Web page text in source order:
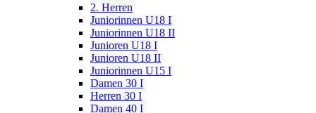
2. Herren
Juniorinnen U18 I
Juniorinnen U18 II
Junioren U18 I
Junioren U18 II
Juniorinnen U15 I
Damen 30 I
Herren 30 I
Damen 40 I